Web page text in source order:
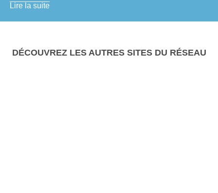
Lire la suite
DÉCOUVREZ LES AUTRES SITES DU RÉSEAU